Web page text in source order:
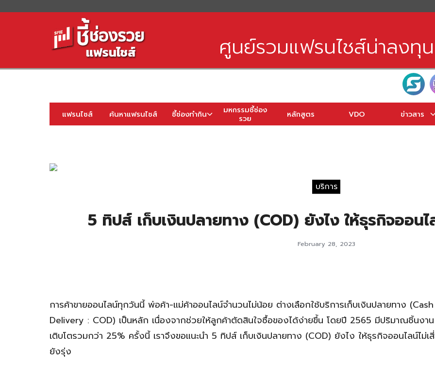
ศูนย์รวมแฟรนไชส์น่าลงทุน
แฟรนไชส์ ค้นหาแฟรนไชส์ ชี้ช่องทำกิน
มหกรรมชี้ช่อง
รวย
หลักสูตร VDO ข่าวสาร
บริการ
5 ทิปส์ เก็บเงินปลายทาง (COD) ยังไง ให้ธุรกิจออน
February 28, 2023
การค้าขายออนไลน์ทุกวันนี้ พ่อค้า-แม่ค้าออนไลน์จำนวนไม่น้อย ต่างเลือกใช้บริการเก็บเงินปลายทาง
Delivery : COD) เป็นหลัก เนื่องจากช่วยให้ลูกค้าตัดสินใจซื้อของได้ง่ายขึ้น โดยปี 2565 มีปริมาณชิ้นงา
เติบโตรวมกว่า 25% ครั้งนี้ เราจึงขอแนะนำ 5 ทิปส์ เก็บเงินปลายทาง (COD) ยังไง ให้ธุรกิจออนไลน์ไม่เ
ยังรุ่ง